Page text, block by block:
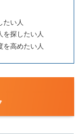
たい人
を探したい人
を高めたい人